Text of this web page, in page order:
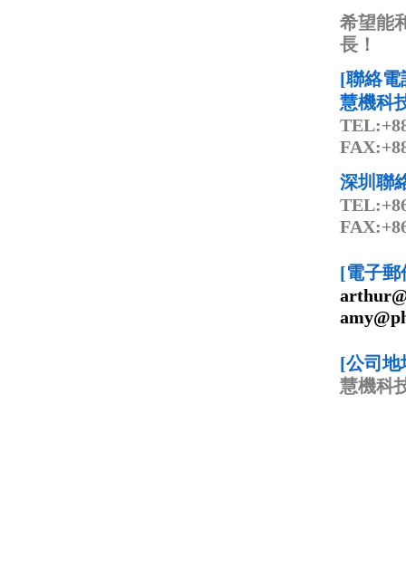
希望能
長！
[聯絡電
慧機科
深圳聯
[電子郵
[公司地
慧機科